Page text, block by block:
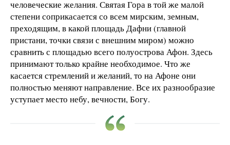
человеческие желания. Святая Гора в той же малой
степени соприкасается со всем мирским, земным,
преходящим, в какой площадь Дафни (главной
пристани, точки связи с внешним миром) можно
сравнить с площадью всего полуострова Афон. Здесь
принимают только крайне необходимое. Что же
касается стремлений и желаний, то на Афоне они
полностью меняют направление. Все их разнообразие
уступает место небу, вечности, Богу.